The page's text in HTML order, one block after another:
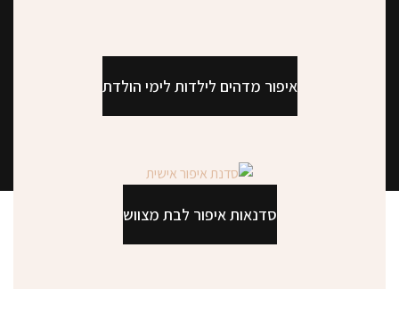
איפור מדהים לילדות לימי הולדת
סדנאות איפור לבת מצווש